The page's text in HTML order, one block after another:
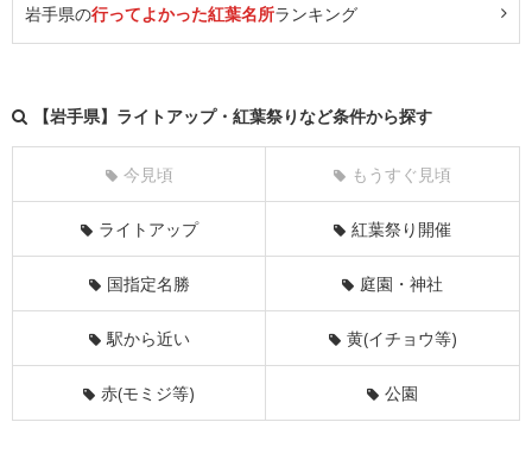
岩手県の行ってよかった紅葉名所ランキング
【岩手県】ライトアップ・紅葉祭りなど条件から探す
今見頃 もうすぐ見頃
ライトアップ 紅葉祭り開催
国指定名勝 庭園・神社
駅から近い 黄(イチョウ等)
赤(モミジ等) 公園